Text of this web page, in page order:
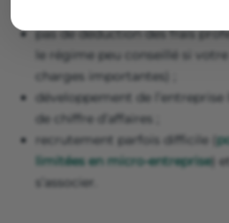
pas de déduction des frais
le régime peu conseillé si
charges importantes) ;
développement de
de chiffre d’affaires ;
recrutement parfois difficile (
limitées en micro-entreprise)
s’associer.